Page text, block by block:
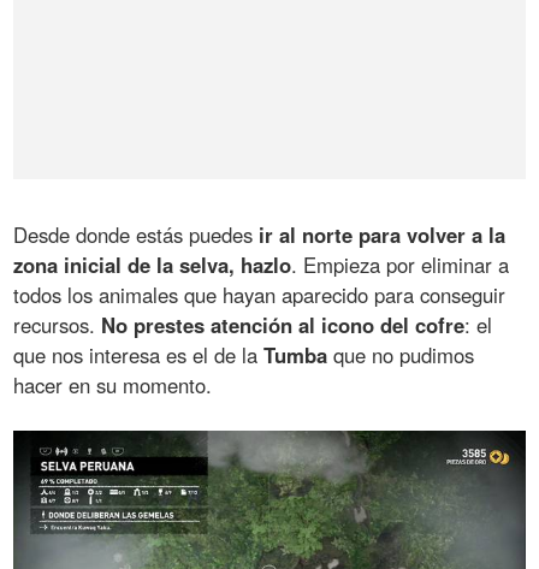
Desde donde estás puedes ir al norte para volver a la
zona inicial de la selva, hazlo. Empieza por eliminar a
todos los animales que hayan aparecido para conseguir
recursos. No prestes atención al icono del cofre: el
que nos interesa es el de laTumba que no pudimos
hacer en su momento.